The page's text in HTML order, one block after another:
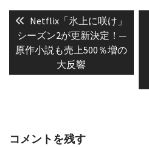
稿
ナ
ビ
ン
Previous
post:
Netflix「氷上に咲け」
シーズン2が更新決定！─
原作小説も売上500％増の
大反響
コメントを残す